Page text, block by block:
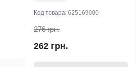
Код товара: 625169000
276 грн.
262 грн.